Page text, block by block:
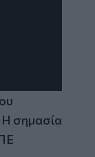
Η σημασία